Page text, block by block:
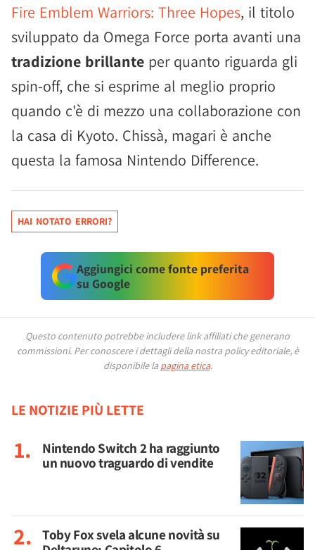
Fire Emblem Warriors: Three Hopes, il titolo
sviluppato da Omega Force porta avanti una
tradizione brillante per quanto riguarda gli
spin-off, che si esprime al meglio proprio
quando c'è di mezzo una collaborazione con
la casa di Kyoto. Chissà, magari è anche
questa la famosa Nintendo Difference.
HAI NOTATO ERRORI?
Aggiungici come fonte preferita
su Google
Questo contenuto potrebbe includere link affiliati che generano
commissioni. Per conoscere i dettagli della nostra policy editoriale, è
disponibile la pagina etica.
LE NOTIZIE PIÙ LETTE
Nintendo Switch 2 ha raggiunto
un nuovo traguardo di vendite
Toby Fox svela alcune novità su